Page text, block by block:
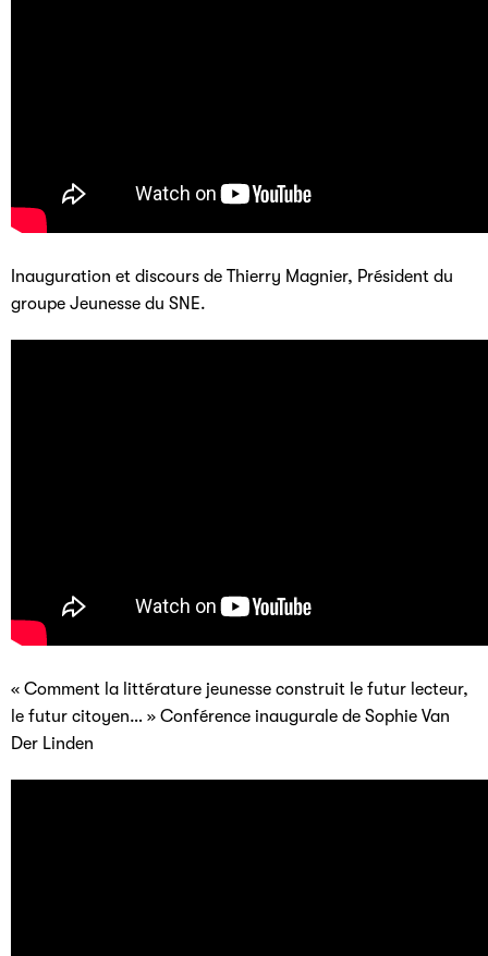
Inauguration et discours de Thierry Magnier, Président du
groupe Jeunesse du SNE.
« Comment la littérature jeunesse construit le futur lecteur,
le futur citoyen… » Conférence inaugurale de Sophie Van
Der Linden